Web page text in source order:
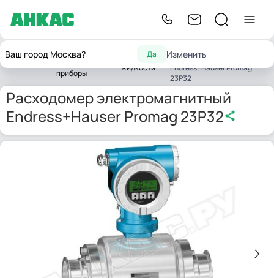
Ваш город Москва? Да Изменить
Главная
Контрольно-
приборы
Расходомеры
жидкости
электромагнитный
Endress+Hauser Promag
23P32
Расходомер электромагнитный
Endress+Hauser Promag 23P32